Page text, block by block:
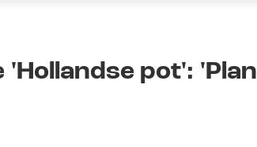
pot': 'Plan